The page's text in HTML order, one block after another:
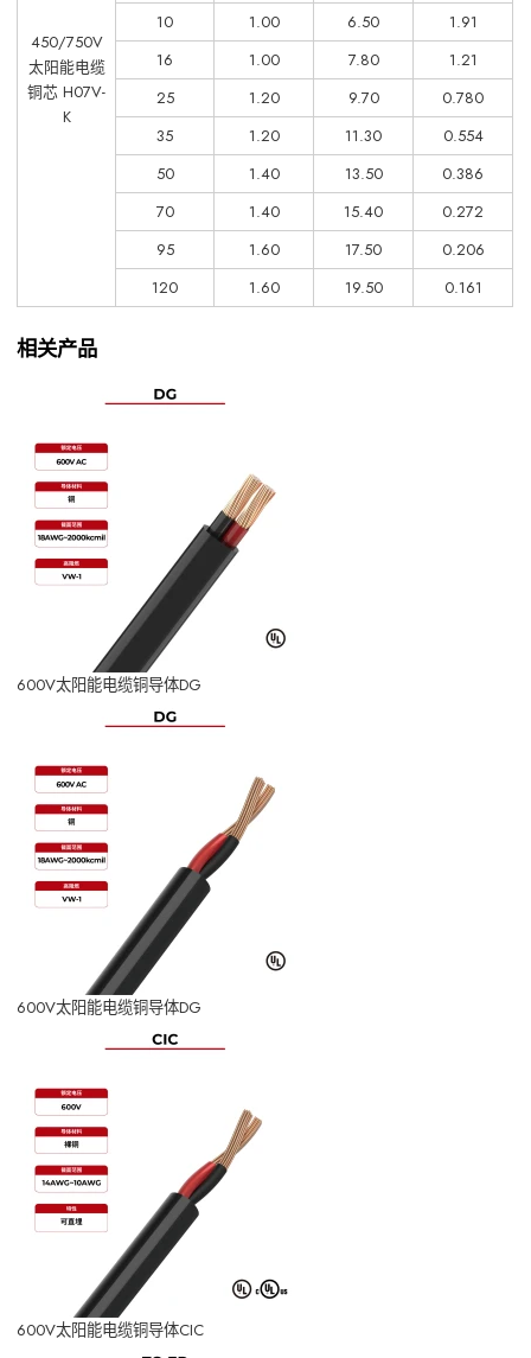
450/750V
太阳能电缆
铜芯 H07V-
K
10 1.00 6.50
1.91
16
1.00 7.80
1.21
25
1.20 9.70
0.780
35
1.20 11.30
0.554
50
1.40 13.50
0.386
70
1.40 15.40
0.272
95
1.60 17.50
0.206
120
1.60 19.50 0.161
相关产品
600V太阳能电缆铜导体DG
600V太阳能电缆铜导体DG
600V太阳能电缆铜导体CIC